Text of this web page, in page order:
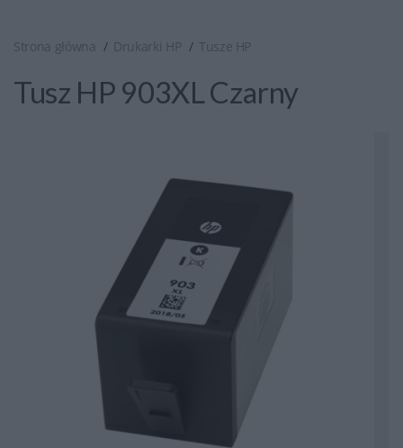
Strona główna Drukarki HP Tusze HP
Tusz HP 903XL Czarny